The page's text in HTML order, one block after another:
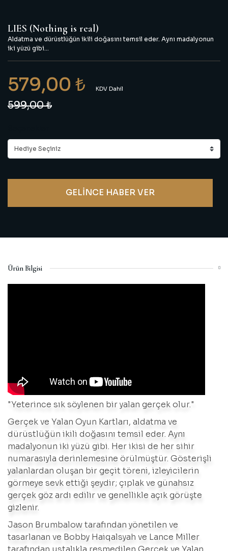
LIES (Nothing is real)
Aldatma ve dürüstlüğün ikili doğasını temsil eder. Aynı madalyonun
iki yüzü gibi...
579,00 ₺
599,00 ₺
KDV Dahil
GELİNCE HABER VER
Ürün Bilgisi
"Yeterince sık söylenen bir yalan gerçek olur."
Gerçek ve Yalan Oyun Kartları, aldatma ve
dürüstlüğün ikili doğasını temsil eder. Aynı
madalyonun iki yüzü gibi. Her ikisi de her sihir
numarasıyla derinlemesine örülmüştür. Gösterişli
yalanlardan oluşan bir geçit töreni, izleyicilerin
görmeye sevk ettiği şeydir; çıplak ve günahsız
gerçek göz ardı edilir ve genellikle açık görüşte
gizlenir.
Jason Brumbalow tarafından yönetilen ve
tasarlanan ve Bobby Haiqalsyah ve Lance Miller